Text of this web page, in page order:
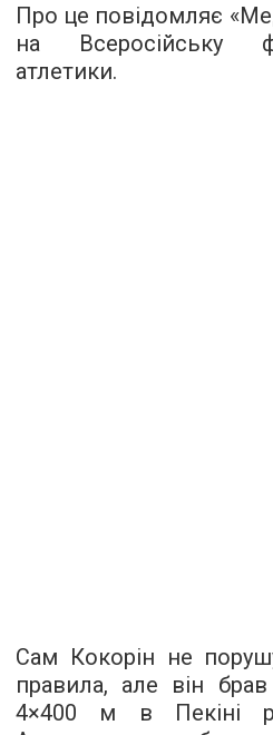
Про це повідомляє «
на Всеросійську
атлетики.
Сам Кокорін не
правила, але він
4×400 м в Пекіні